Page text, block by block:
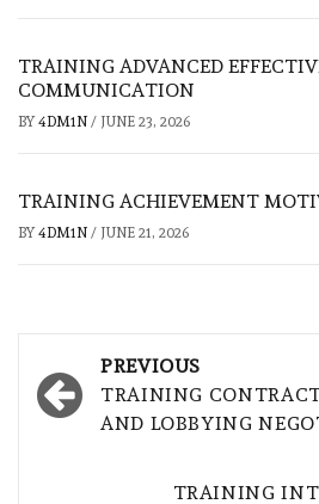
TRAINING ADVANCED
COMMUNICATION
BY 4DM1N / JUNE 23, 2026
TRAINING ACHIEVEMENT
BY 4DM1N / JUNE 21, 2026
Post
navigation
PREVIOUS
TRAINING
AND LOBBYING
TRAINING